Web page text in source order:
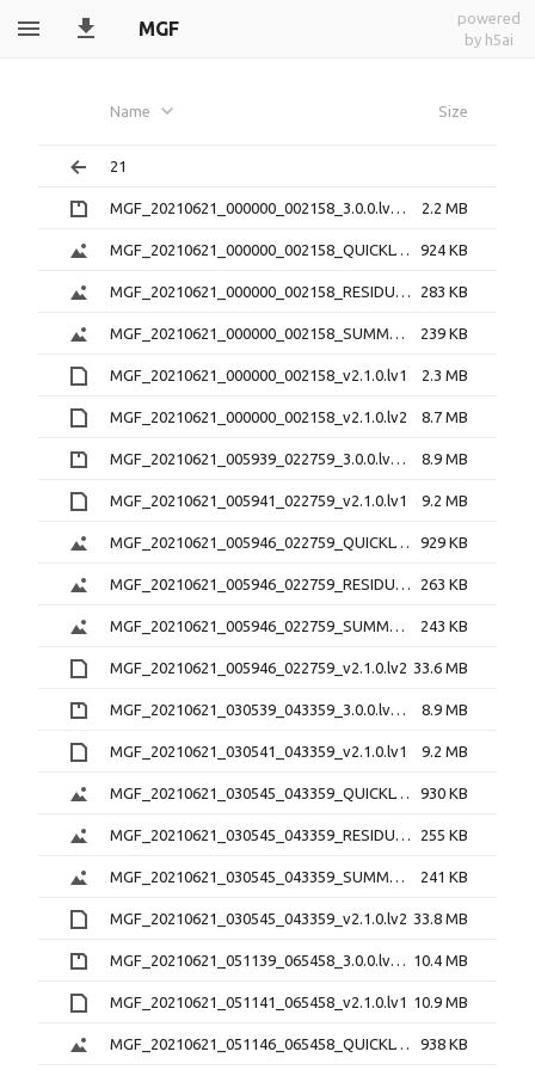
MGF
powered
by h5ai
Name Size
21
MGF_20210621_000000_002158_3.0.0.lv0b.zip 2.2 MB
MGF_20210621_000000_002158_QUICKLOOK_v2.1.0.png 924 KB
MGF_20210621_000000_002158_RESIDUAL_v2.1.0.png 283 KB
MGF_20210621_000000_002158_SUMMARY_v2.1.0.png 239 KB
MGF_20210621_000000_002158_v2.1.0.lv1 2.3 MB
MGF_20210621_000000_002158_v2.1.0.lv2 8.7 MB
MGF_20210621_005939_022759_3.0.0.lv0b.zip 8.9 MB
MGF_20210621_005941_022759_v2.1.0.lv1 9.2 MB
MGF_20210621_005946_022759_QUICKLOOK_v2.1.0.png 929 KB
MGF_20210621_005946_022759_RESIDUAL_v2.1.0.png 263 KB
MGF_20210621_005946_022759_SUMMARY_v2.1.0.png 243 KB
MGF_20210621_005946_022759_v2.1.0.lv2 33.6 MB
MGF_20210621_030539_043359_3.0.0.lv0b.zip 8.9 MB
MGF_20210621_030541_043359_v2.1.0.lv1 9.2 MB
MGF_20210621_030545_043359_QUICKLOOK_v2.1.0.png 930 KB
MGF_20210621_030545_043359_RESIDUAL_v2.1.0.png 255 KB
MGF_20210621_030545_043359_SUMMARY_v2.1.0.png 241 KB
MGF_20210621_030545_043359_v2.1.0.lv2 33.8 MB
MGF_20210621_051139_065458_3.0.0.lv0b.zip 10.4 MB
MGF_20210621_051141_065458_v2.1.0.lv1 10.9 MB
MGF_20210621_051146_065458_QUICKLOOK_v2.1.0.png 938 KB